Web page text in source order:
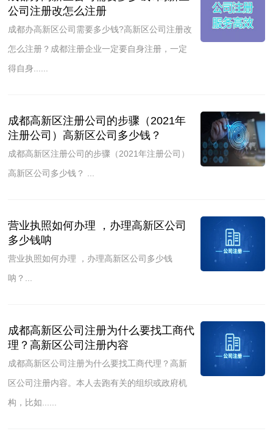
公司注册改怎么注册
成都办高新区公司需要多少钱?高新区公司注册改
怎么注册？成都注册企业一定要自身注册，一定
得自身......
成都高新区注册公司的步骤（2021年
注册公司）高新区公司多少钱？
成都高新区注册公司的步骤（2021年注册公司）
高新区公司多少钱？ ...
营业执照如何办理 ，办理高新区公司
多少钱呐
营业执照如何办理 ，办理高新区公司多少钱
呐？...
成都高新区公司注册为什么要找工商代
理？高新区公司注册内容
成都高新区公司注册为什么要找工商代理？高新
区公司注册内容。本人去跑有关的组织或政府机
构，比如......